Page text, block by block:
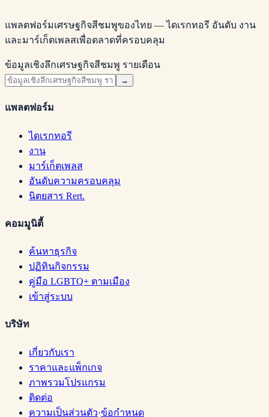
แพลตฟอร์มเศรษฐกิจสีชมพูของไทย — ไดเรกทอรี อันดับ งาน
และมาร์เก็ตเพลสเพื่อตลาดที่ครอบคลุม
ข้อมูลเชิงลึกเศรษฐกิจสีชมพู รายเดือน
→
แพลตฟอร์ม
ไดเรกทอรี
งาน
มาร์เก็ตเพลส
อันดับความครอบคลุม
นิตยสาร Rert.
คอมมูนิตี้
ค้นหาธุรกิจ
ปฏิทินกิจกรรม
คู่มือ LGBTQ+ ตามเมือง
เข้าสู่ระบบ
บริษัท
เกี่ยวกับเรา
ราคาและแพ็กเกจ
ภาพรวมโปรแกรม
ติดต่อ
ความเป็นส่วนตัว·ข้อกำหนด